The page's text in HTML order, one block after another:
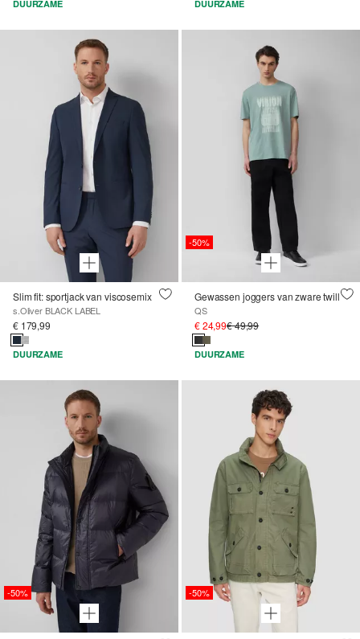
DUURZAME DUURZAME
Slim fit: sportjack van viscosemix
s.Oliver BLACK LABEL
€ 179,99
DUURZAME
-50%
Gewassen joggers van zware twill
QS
€ 24,99€ 49,99
DUURZAME
-50% -50%